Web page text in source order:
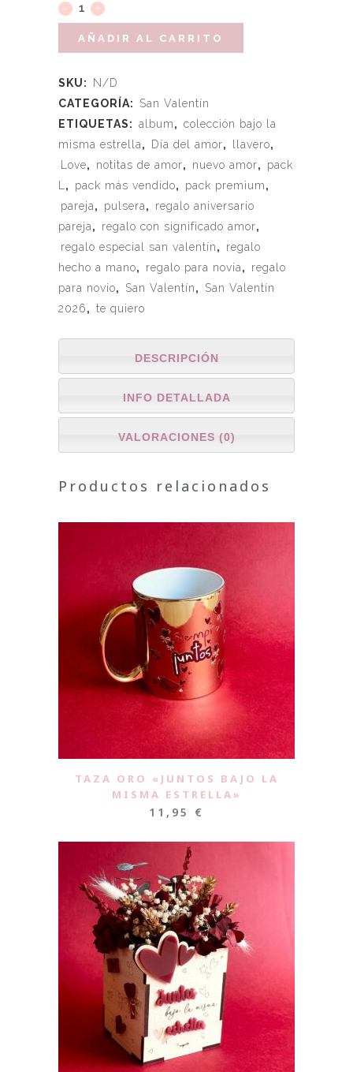
AÑADIR AL CARRITO
SKU:
N/D
CATEGORÍA:
San Valentín
ETIQUETAS: album, colección bajo la
misma estrella, Día del amor, llavero,
Love, notitas de amor, nuevo amor,
pack
, pack más vendido, pack premium,
pareja, pulsera,
regalo aniversario
pareja, regalo con significado amor,
regalo especial san valentín,
regalo
hecho a mano, regalo para novia,
regalo
para novio, San Valentín,
San Valentín
2026, te quiero
DESCRIPCIÓN
INFO DETALLADA
VALORACIONES (0)
Productos relacionados
TAZA ORO «JUNTOS BAJO LA
MISMA ESTRELLA»
11,95 €